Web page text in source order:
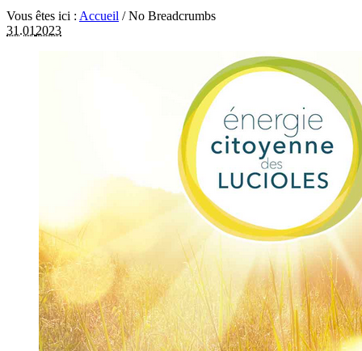
Vous êtes ici : Accueil /No Breadcrumbs
31.012023